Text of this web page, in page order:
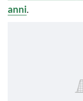
anni.